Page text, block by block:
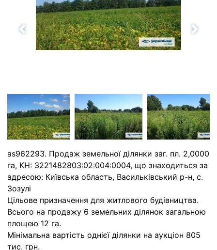
Назад
as962293. Продаж земельної ділянки заг. пл. 2,0000
га, КН: 3221482803:02:004:0004, що знаходиться за
адресою: Київська область, Васильківський р-н, с.
Зозулі
Цільове призначення для житлового будівництва.
Всього на продажу 6 земельних ділянок загальною
площею 12 га.
Мінімальна вартість однієї ділянки на аукціон 805
тис. грн.